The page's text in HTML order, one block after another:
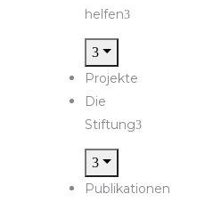
helfen
Projekte
Die
Stiftung
Publikationen